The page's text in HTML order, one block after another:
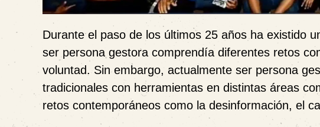
Durante el paso de los últimos 25 años ha existido
ser persona gestora comprendía diferentes retos
voluntad. Sin embargo, actualmente ser persona
tradicionales con herramientas en distintas áreas
retos contemporáneos como la desinformación, el